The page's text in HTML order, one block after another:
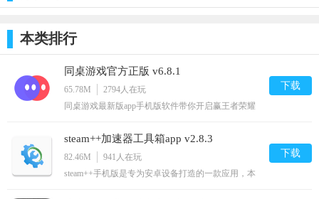
修改隐私政策展示。
v1.4.6更新内容：
修复支持安卓11bug(正在持续修复中)
优化界面，修复bug
本类排行
同桌游戏官方正版 v6.8.1
65.78M 2794 人在玩
同桌游戏最新版app手机版软件带你开启赢王者荣耀
了，并没有改名。一款为用户提供及时面对面游戏竞
技的手机应用，无需下载，各种经典耐玩的小游戏任
你畅玩，还在为等
下载
steam++加速器工具箱app v2.8.3
82.46M 941 人在玩
steam++手机版是专为安卓设备打造的一款应用，本
下载